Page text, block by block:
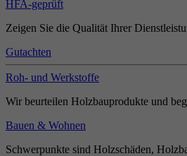
HFA-geprüft
Zeigen Sie die Qualität Ihrer
Gutachten
Roh- und Werkstoffe
Wir beurteilen Holzbauprodukte und
Bauen & Wohnen
Schwerpunkte sind Holzschäden,